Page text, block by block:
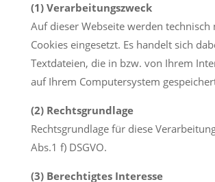
(1) Verarbeitungszweck
Auf dieser Webseite werden technisch
Cookies eingesetzt. Es handelt sich
Textdateien, die in bzw. von Ihrem
auf Ihrem Computersystem
(2) Rechtsgrundlage
Rechtsgrundlage für diese
Abs.1 f) DSGVO.
(3) Berechtigtes Interesse